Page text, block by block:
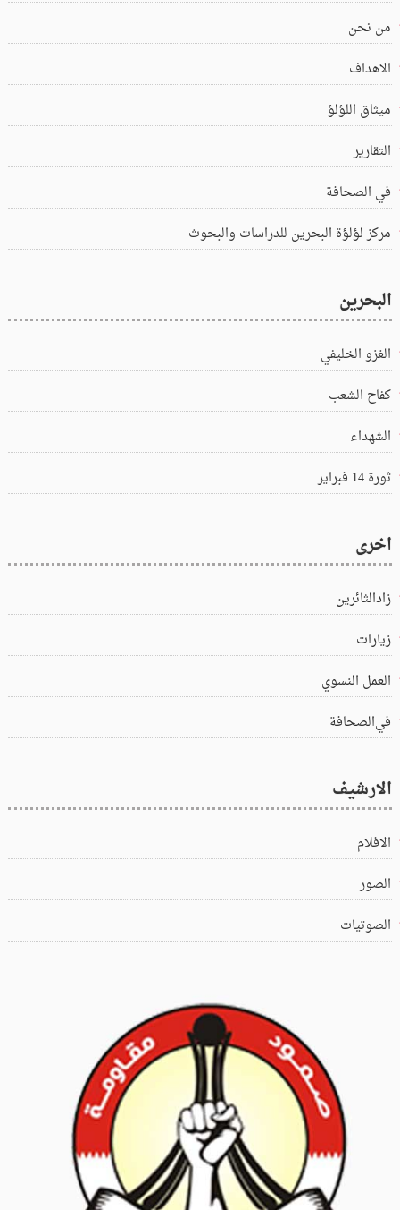
من نحن
الاهداف
ميثاق اللؤلؤ
التقارير
في الصحافة
مركز لؤلؤة البحرين للدراسات والبحوث
البحرين
الغزو الخليفي
كفاح الشعب
الشهداء
ثورة 14 فبراير
اخرى
زادالثائرين
زيارات
العمل النسوي
في‌الصحافة
الارشيف
الافلام
الصور
الصوتيات